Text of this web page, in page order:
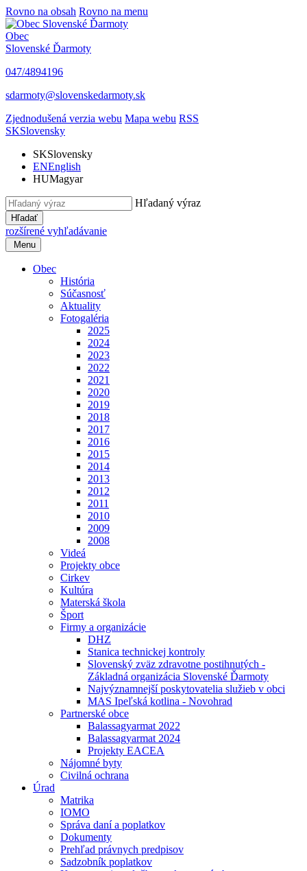
Rovno na obsah Rovno na menu
Obec
Slovenské Ďarmoty
047/4894196
sdarmoty@slovenskedarmoty.sk
Zjednodušená verzia webu Mapa webu RSS
SKSlovensky
SKSlovensky
ENEnglish
HUMagyar
Hľadaný výraz
Hľadať
rozšírené vyhľadávanie
Menu
Obec
História
Súčasnosť
Aktuality
Fotogaléria
2025
2024
2023
2022
2021
2020
2019
2018
2017
2016
2015
2014
2013
2012
2011
2010
2009
2008
Videá
Projekty obce
Cirkev
Kultúra
Materská škola
Šport
Firmy a organizácie
DHZ
Stanica technickej kontroly
Slovenský zväz zdravotne postihnutých -
Základná organizácia Slovenské Ďarmoty
Najvýznamnejší poskytovatelia služieb v obci
MAS Ipeľská kotlina - Novohrad
Partnerské obce
Balassagyarmat 2022
Balassagyarmat 2024
Projekty EACEA
Nájomné byty
Civilná ochrana
Úrad
Matrika
IOMO
Správa daní a poplatkov
Dokumenty
Prehľad právnych predpisov
Sadzobník poplatkov